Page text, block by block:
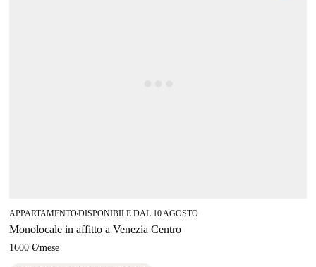
APPARTAMENTO■DISPONIBILE DAL 10 AGOSTO
Monolocale in affitto a Venezia Centro
1600 €/mese